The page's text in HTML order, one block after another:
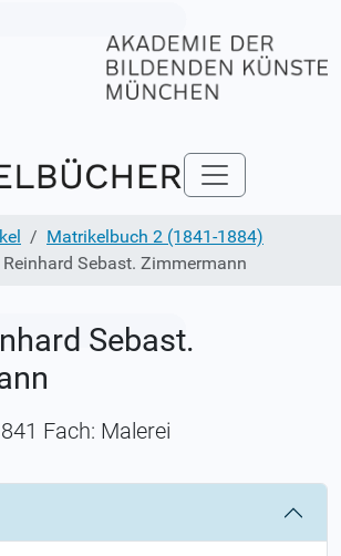
Matrikelbuch 2 (1841-1884)
Sebast. Zimmermann
Sebast.
Fach: Malerei